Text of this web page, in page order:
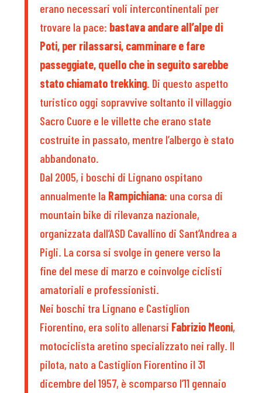
erano necessari voli intercontinentali per
trovare la pace: bastava andare all’alpe di
Poti, per rilassarsi, camminare e fare
passeggiate, quello che in seguito sarebbe
stato chiamato trekking. Di questo aspetto
turistico oggi sopravvive soltanto il villaggio
Sacro Cuore e le villette che erano state
costruite in passato, mentre l’albergo è stato
abbandonato.
Dal 2005, i boschi di Lignano ospitano
annualmente la Rampichiana: una corsa di
mountain bike di rilevanza nazionale,
organizzata dall’ASD Cavallino di Sant’Andrea a
Pigli. La corsa si svolge in genere verso la
fine del mese di marzo e coinvolge ciclisti
amatoriali e professionisti.
Nei boschi tra Lignano e Castiglion
Fiorentino, era solito allenarsi Fabrizio Meoni,
motociclista aretino specializzato nei rally. Il
pilota, nato a Castiglion Fiorentino il 31
dicembre del 1957, è scomparso l’11 gennaio